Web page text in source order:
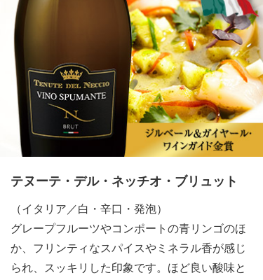
テヌーテ・デル・ネッチオ・ブリュット
（イタリア／白・辛口・発泡）
グレープフルーツやコンポートの青リンゴのほ
か、フリンティなスパイスやミネラル香が感じ
られ、スッキリした印象です。ほど良い酸味と